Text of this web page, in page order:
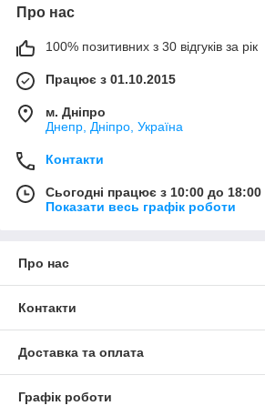
Про нас
100% позитивних з 30 відгуків за рік
Працює з 01.10.2015
м. Дніпро
Днепр, Дніпро, Україна
Контакти
Сьогодні працює з 10:00 до 18:00
Показати весь графік роботи
Про нас
Контакти
Доставка та оплата
Графік роботи